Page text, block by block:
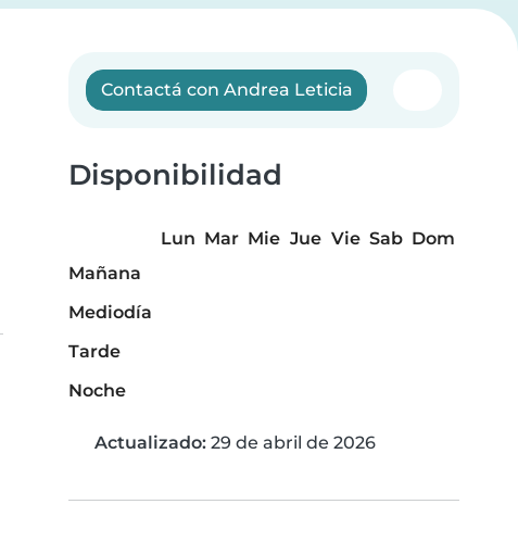
Contactá con Andrea Leticia
Disponibilidad
Lun Mar Mie Jue Vie Sab Dom
Mañana
Mediodía
Tarde
Noche
Actualizado: 29 de abril de 2026